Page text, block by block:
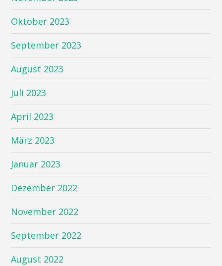
Oktober 2023
September 2023
August 2023
Juli 2023
April 2023
März 2023
Januar 2023
Dezember 2022
November 2022
September 2022
August 2022